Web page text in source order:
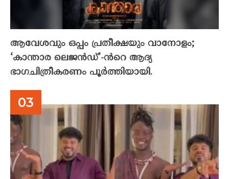
ആവേശവും ഒപ്പം പ്രതീക്ഷയും വാനോളം;
‘കാന്താര ലെജൻഡ്’-ൻറെ ആദ്യ
ഭാഗചിത്രീകരണം പൂർത്തിയായി.